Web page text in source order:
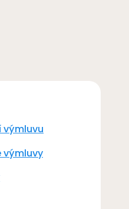
výmluvu
výmluvy